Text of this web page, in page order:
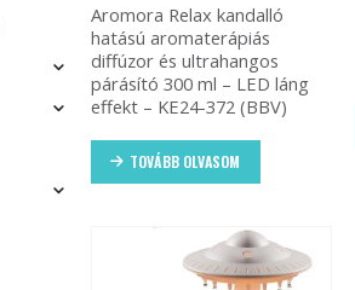
Aromora Relax kandalló
hatású aromaterápiás
diffúzor és ultrahangos
párásító 300 ml – LED láng
effekt – KE24-372 (BBV)
TOVÁBB OLVASOM